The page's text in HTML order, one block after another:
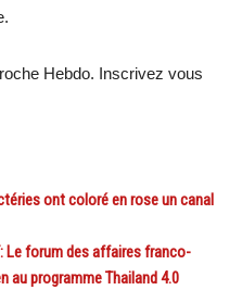
Hebdo. Inscrivez vous
ont coloré en rose un canal
Le forum des affaires franco-
au programme Thailand 4.0